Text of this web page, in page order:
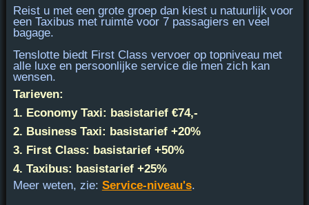
Reist u met een grote groep dan kiest u natuurlijk voor
een Taxibus met ruimte voor 7 passagiers en veel
bagage.
Tenslotte biedt First Class vervoer op topniveau met
alle luxe en persoonlijke service die men zich kan
wensen.
Tarieven:
1. Economy Taxi: basistarief €74,-
2. Business Taxi: basistarief +20%
3. First Class: basistarief +50%
4. Taxibus: basistarief +25%
Meer weten, zie: Service-niveau's.